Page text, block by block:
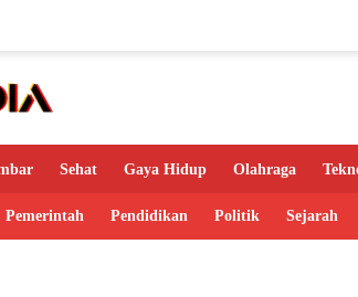
Sehat Gaya Hidup Olahraga
Pemerintah Pendidikan Politik Sejarah